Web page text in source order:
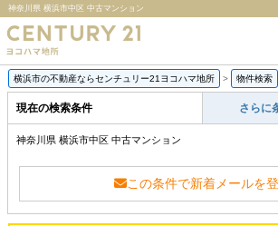
神奈川県 横浜市中区 中古マンション
横浜市の不動産ならセンチュリー21ヨコハマ地所 > 物件検索
現在の検索条件 さらに
神奈川県 横浜市中区 中古マンション
この条件で新着メールを